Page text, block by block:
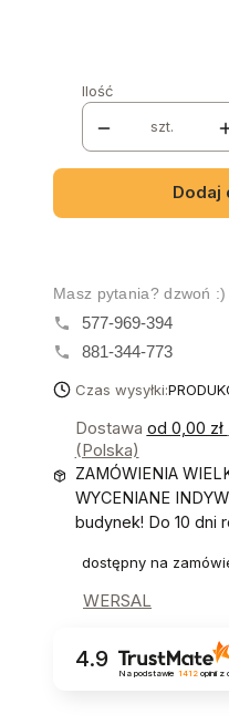
Ilość
szt.
Dodaj
Masz pytania? dzwoń :)
577-969-394
881-344-773
Czas wysyłki:
Dostawa od 0,00 zł
(Polska)
ZAMÓWIENIA
WYCENIANE
budynek! Do 10 dni
dostępny na
WERSAL
4.9
Na podstawie 1412opinii z